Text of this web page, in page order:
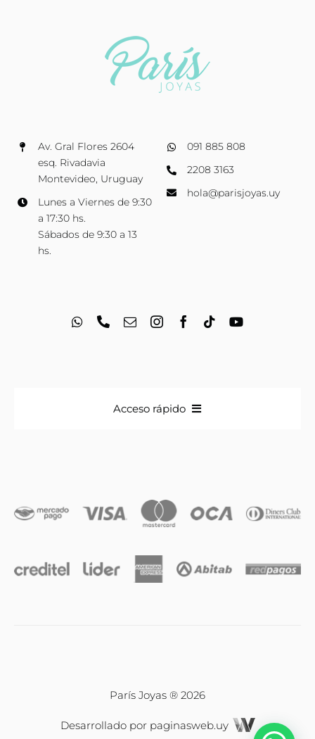
Av. Gral Flores 2604
esq. Rivadavia
Montevideo, Uruguay
Lunes a Viernes de 9:30
a 17:30 hs.
Sábados de 9:30 a 13
hs.
091 885 808
2208 3163
hola@parisjoyas.uy
Acceso rápido
Iniciales
Relojes
París Joyas ® 2026
Desarrollado por paginasweb.uy